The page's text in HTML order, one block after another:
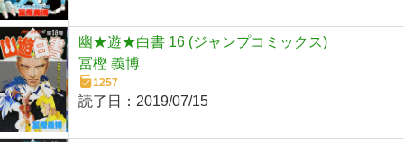
幽★遊★白書 16 (ジャンプコミックス)
冨樫 義博
1257
読了日： 2019/07/15